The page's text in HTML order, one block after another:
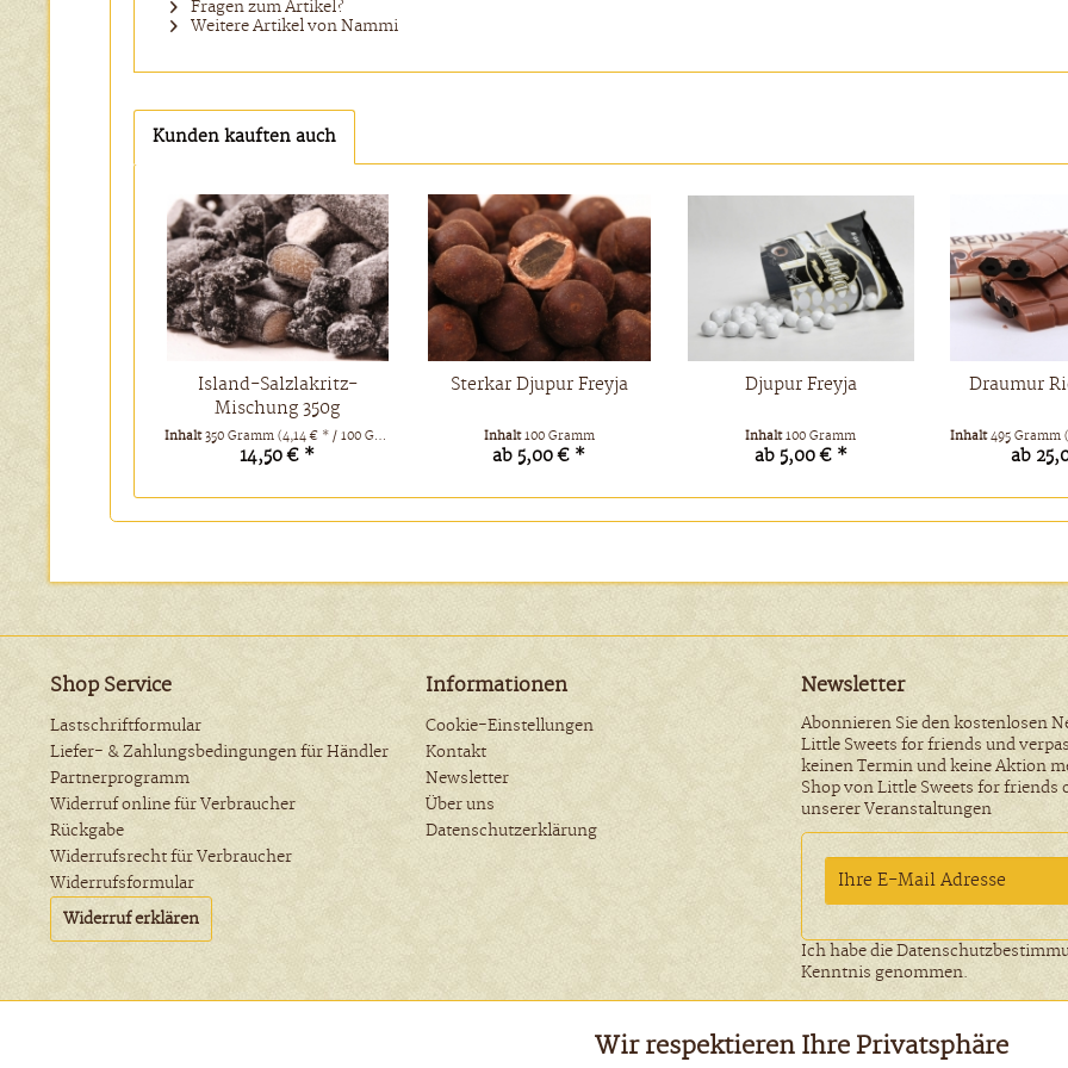
Fragen zum Artikel?
Weitere Artikel von Nammi
Kunden kauften auch
Island-Salzlakritz-
Mischung 350g
Inhalt350 Gramm(4,14 € * / 100 Gramm)
14,50 € *
Sterkar Djupur Freyja
Inhalt100 Gramm
ab 5,00 € *
Djupur Freyja
Inhalt100 Gramm
ab 5,00 € *
Draumur
Inhalt495 Gramm
ab
Shop Service
Lastschriftformular
Liefer- & Zahlungsbedingungen für Händler
Partnerprogramm
Widerruf online für Verbraucher
Rückgabe
Widerrufsrecht für Verbraucher
Widerrufsformular
Widerruf erklären
Informationen
Cookie-Einstellungen
Kontakt
Newsletter
Über uns
Datenschutzerklärung
Newsletter
Abonnieren Sie den kostenlosen
Little Sweets for friends und
keinen Termin und keine Aktion
Shop von Little Sweets for friends
unserer Veranstaltungen
Ich habe die
Kenntnis genommen.
* Alle Preise inkl. gesetzl. Mehrwertsteuer zzgl. und ggf. Nachnahmegebühren,
Wir respektieren Ihre Privatsphäre